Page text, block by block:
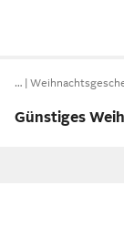
…
Günstiges